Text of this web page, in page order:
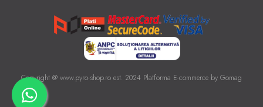
Copyright @ www.pyro-shop.ro est. 2024 Platforma E-commerce by Gomag